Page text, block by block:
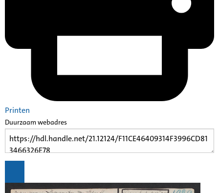
Printen
Duurzaam webadres